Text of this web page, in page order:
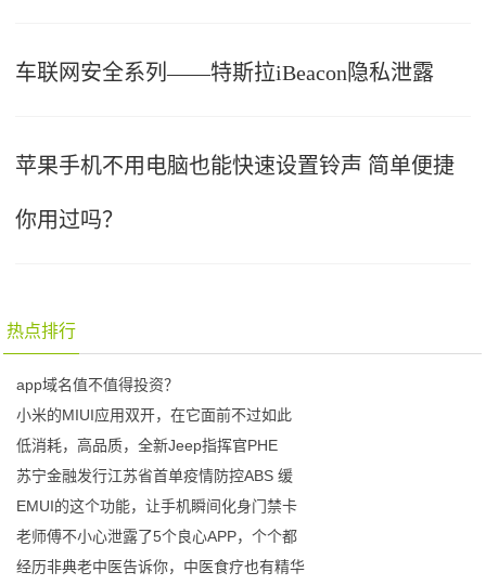
车联网安全系列——特斯拉iBeacon隐私泄露
苹果手机不用电脑也能快速设置铃声 简单便捷
你用过吗？
热点排行
app域名值不值得投资？
小米的MIUI应用双开，在它面前不过如此
低消耗，高品质，全新Jeep指挥官PHE
苏宁金融发行江苏省首单疫情防控ABS 缓
EMUI的这个功能，让手机瞬间化身门禁卡
老师傅不小心泄露了5个良心APP，个个都
经历非典老中医告诉你，中医食疗也有精华